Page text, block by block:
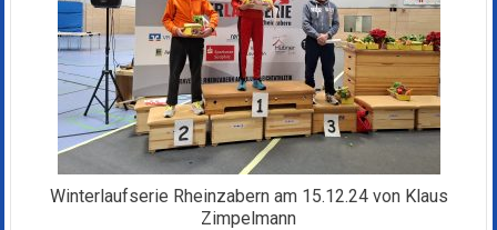
Winterlaufserie Rheinzabern am 15.12.24 von Klaus
Zimpelmann